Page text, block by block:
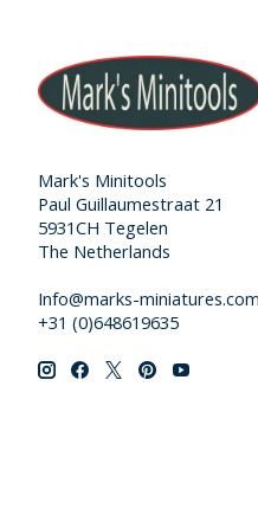
Mark's Minitools
Paul Guillaumestraat 21
5931CH Tegelen
The Netherlands
Info@marks-miniatures.com
+31 (0)648619635